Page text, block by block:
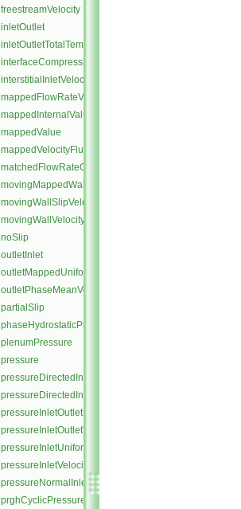
freestreamVelocity
inletOutlet
inletOutletTotalTemperature
interfaceCompression
interstitialInletVelocity
mappedFlowRateVelocity
mappedInternalValue
mappedValue
mappedVelocityFlux
matchedFlowRateOutletVelocity
movingMappedWallVelocity
movingWallSlipVelocity
movingWallVelocity
noSlip
outletInlet
outletMappedUniformInlet
outletPhaseMeanVelocity
partialSlip
phaseHydrostaticPressure
plenumPressure
pressure
pressureDirectedInletOutletVelocity
pressureDirectedInletVelocity
pressureInletOutletParSlipVelocity
pressureInletOutletVelocity
pressureInletUniformVelocity
pressureInletVelocity
pressureNormalInletOutletVelocity
prghCyclicPressure